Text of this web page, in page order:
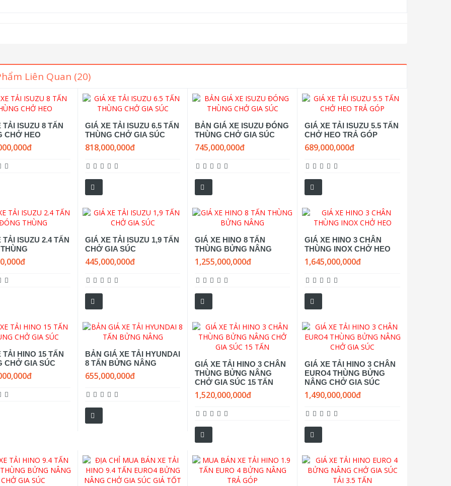
Liên Quan (20)
TẢI ISUZU 8 TẤN
CHỞ HEO
GIÁ XE TẢI ISUZU 6.5 TẤN
THÙNG CHỞ GIA SÚC
818,000,000đ
BẢN GIÁ XE ISUZU ĐÓNG
THÙNG CHỞ GIA SÚC
745,000,000đ
GIÁ XE TẢI ISUZU 5.5 TẤN
CHỞ HEO TRẢ GÓP
689,000,000đ
TẢI ISUZU 2.4 TẤN
GIÁ XE TẢI ISUZU 1,9 TẤN
CHỞ GIA SÚC
445,000,000đ
GIÁ XE HINO 8 TẤN
THÙNG BỬNG NÂNG
1,255,000,000đ
GIÁ XE HINO 3 CHÂN
THÙNG INOX CHỞ HEO
1,645,000,000đ
TẢI HINO 15 TẤN
CHỞ GIA SÚC
BẢN GIÁ XE TẢI HYUNDAI
8 TẤN BỬNG NÂNG
655,000,000đ
GIÁ XE TẢI HINO 3 CHÂN
THÙNG BỬNG NÂNG
CHỞ GIA SÚC 15 TẤN
1,520,000,000đ
GIÁ XE TẢI HINO 3 CHÂN
EURO4 THÙNG BỬNG
NÂNG CHỞ GIA SÚC
1,490,000,000đ